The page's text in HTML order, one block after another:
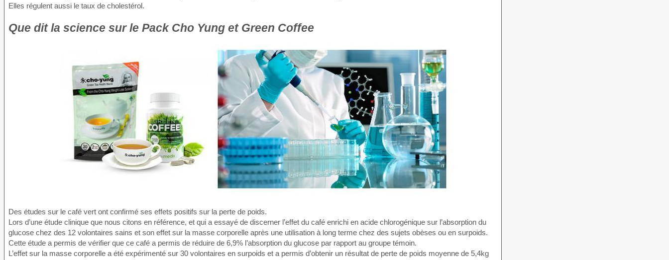
Elles régulent aussi le taux de cholestérol.
Que dit la science sur le Pack Cho Yung et Green Coffee
Des études sur le café vert ont confirmé ses effets positifs sur la perte de poids.
Lors d’une étude clinique que nous citons en référence, et qui a essayé de discerner l’effet du café enrichi en acide chlorogénique sur l’absorption du
glucose chez des 12 volontaires sains et son effet sur la masse corporelle après une utilisation à long terme chez des sujets obèses ou en surpoids.
Cette étude a permis de vérifier que ce café a permis de réduire de 6,9% l’absorption du glucose par rapport au groupe témoin.
L’effet sur la masse corporelle a été expérimenté sur 30 volontaires en surpoids et a permis d’obtenir un résultat de perte de poids moyenne de 5,4kg